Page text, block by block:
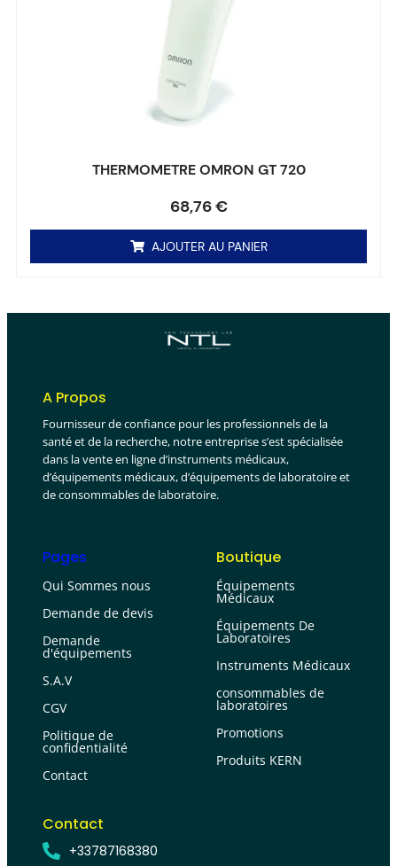
THERMOMETRE OMRON GT 720
68,76€
AJOUTER AU PANIER
A Propos
Fournisseur de confiance pour les professionnels de la
santé et de la recherche, notre entreprise s’est spécialisée
dans la vente en ligne d’instruments médicaux,
d’équipements médicaux, d’équipements de laboratoire et
de consommables de laboratoire.
Pages
Qui Sommes nous
Demande de devis
Demande
d'équipements
S.A.V
CGV
Politique de
confidentialité
Contact
Boutique
Équipements
Médicaux
Équipements De
Laboratoires
Instruments Médicaux
consommables de
laboratoires
Promotions
Produits KERN
Contact
+33787168380